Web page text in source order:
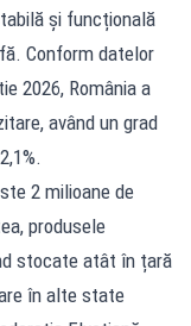
și funcțională
Conform datelor
2026, România a
având un grad
2 milioane de
produsele
stocate atât în țară
în alte state